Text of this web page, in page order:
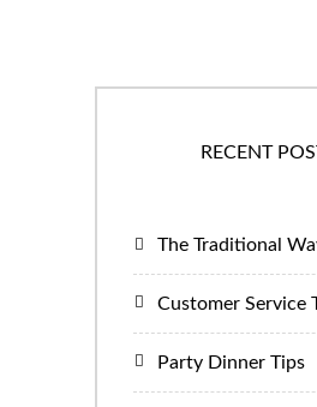
RECENT
The Traditional
Customer Service
Party Dinner Tips